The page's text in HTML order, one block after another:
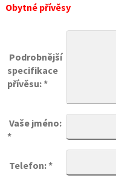
Obytné přívěsy
Podrobnější
specifikace
přívěsu: *
Vaše jméno:
*
Telefon: *